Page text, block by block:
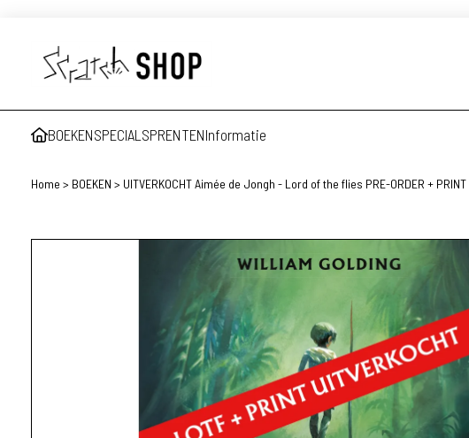
BOEKENSPECIALSPRENTENInformatie
Home > BOEKEN > UITVERKOCHT Aimée de Jongh - Lord of the flies PRE-ORDER + PRINT